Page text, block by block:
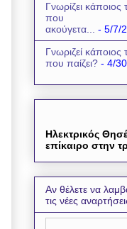
Γνωρίζει κάποιος
που
ακούγετα...
- 5/7/
Γνωριζεί κάποιος
που παίζει? - 4/
Ηλεκτρικός
επίκαιρο στην
Αν θέλετε να
τις νέες